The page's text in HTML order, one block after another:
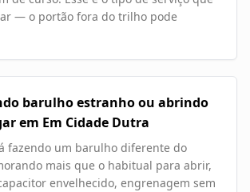
— o portão fora do trilho pode
barulho estranho ou abrindo
em Em Cidade Dutra
fazendo um barulho diferente do
mais que o habitual para abrir,
envelhecido, engrenagem sem